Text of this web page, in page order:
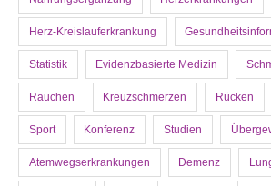
Herz-Kreislauferkrankung
Statistik Evidenzbasierte Medizin
Rauchen Kreuzschmerzen Rücken
Sport Konferenz Studien
Atemwegserkrankungen Demenz